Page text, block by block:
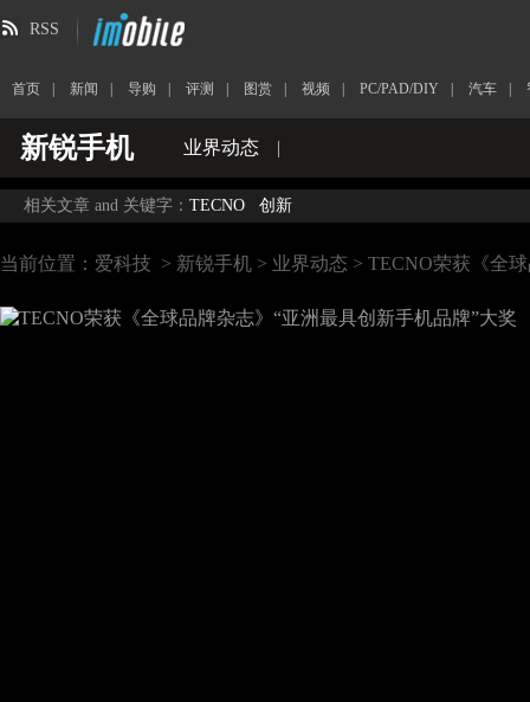
RSS
首页 新闻 导购 评测 图赏 视频 PC/PAD/DIY 汽车
新锐手机 业界动态 |
相关文章 and 关键字： TECNO 创新
当前位置： 爱科技 > 新锐手机 > 业界动态 > TECNO荣获《全